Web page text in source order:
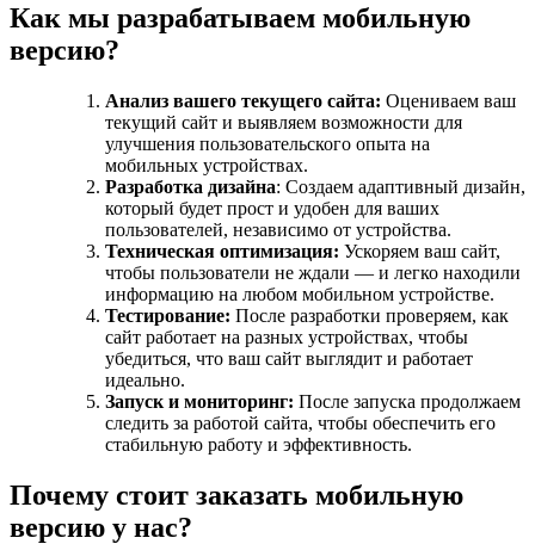
Как мы разрабатываем мобильную
версию?
Анализ вашего текущего сайта: Оцениваем ваш
текущий сайт и выявляем возможности для
улучшения пользовательского опыта на
мобильных устройствах.
Разработка дизайна: Создаем адаптивный дизайн,
который будет прост и удобен для ваших
пользователей, независимо от устройства.
Техническая оптимизация: Ускоряем ваш сайт,
чтобы пользователи не ждали — и легко находили
информацию на любом мобильном устройстве.
Тестирование: После разработки проверяем, как
сайт работает на разных устройствах, чтобы
убедиться, что ваш сайт выглядит и работает
идеально.
Запуск и мониторинг: После запуска продолжаем
следить за работой сайта, чтобы обеспечить его
стабильную работу и эффективность.
Почему стоит заказать мобильную
версию у нас?